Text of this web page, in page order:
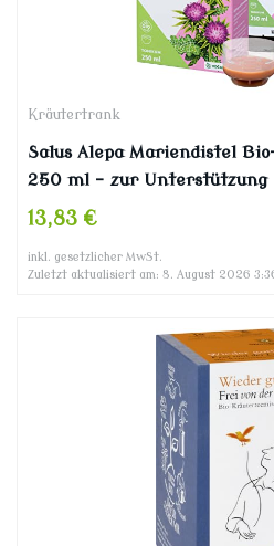
Kräutertrank
Salus Alepa Mariendistel
250 ml – zur Unterstützung
Lebergesundheit mit
13,83 €
inkl. gesetzlicher MwSt.
Zuletzt aktualisiert am: 8. August 2026